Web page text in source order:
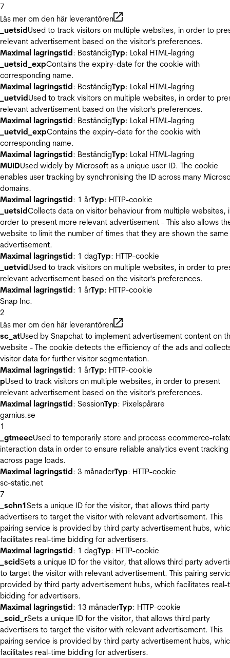
7
Läs mer om den här leverantören
_uetsidUsed to track visitors on multiple websites, in order to
relevant advertisement based on the visitor's preferences.
Maximal lagringstid: BeständigTyp: Lokal HTML-lagring
_uetsid_expContains the expiry-date for the cookie with
corresponding name.
Maximal lagringstid: BeständigTyp: Lokal HTML-lagring
_uetvidUsed to track visitors on multiple websites, in order to
relevant advertisement based on the visitor's preferences.
Maximal lagringstid: BeständigTyp: Lokal HTML-lagring
_uetvid_expContains the expiry-date for the cookie with
corresponding name.
Maximal lagringstid: BeständigTyp: Lokal HTML-lagring
MUIDUsed widely by Microsoft as a unique user ID. The cookie
enables user tracking by synchronising the ID across many
domains.
Maximal lagringstid: 1 årTyp: HTTP-cookie
_uetsidCollects data on visitor behaviour from multiple websites,
order to present more relevant advertisement - This also allows
website to limit the number of times that they are shown the same
advertisement.
Maximal lagringstid: 1 dagTyp: HTTP-cookie
_uetvidUsed to track visitors on multiple websites, in order to
relevant advertisement based on the visitor's preferences.
Maximal lagringstid: 1 årTyp: HTTP-cookie
Snap Inc.
2
Läs mer om den här leverantören
sc_atUsed by Snapchat to implement advertisement content on
website - The cookie detects the efficiency of the ads and
visitor data for further visitor segmentation.
Maximal lagringstid: 1 årTyp: HTTP-cookie
pUsed to track visitors on multiple websites, in order to present
relevant advertisement based on the visitor's preferences.
Maximal lagringstid: SessionTyp: Pixelspårare
garnius.se
1
_gtmeecUsed to temporarily store and process ecommerce-
interaction data in order to ensure reliable analytics event tracking
across page loads.
Maximal lagringstid: 3 månaderTyp: HTTP-cookie
sc-static.net
7
_schn1Sets a unique ID for the visitor, that allows third party
advertisers to target the visitor with relevant advertisement. This
pairing service is provided by third party advertisement hubs,
facilitates real-time bidding for advertisers.
Maximal lagringstid: 1 dagTyp: HTTP-cookie
_scidSets a unique ID for the visitor, that allows third party
to target the visitor with relevant advertisement. This pairing
provided by third party advertisement hubs, which facilitates real-
bidding for advertisers.
Maximal lagringstid: 13 månaderTyp: HTTP-cookie
_scid_rSets a unique ID for the visitor, that allows third party
advertisers to target the visitor with relevant advertisement. This
pairing service is provided by third party advertisement hubs,
facilitates real-time bidding for advertisers.